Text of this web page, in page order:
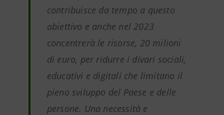
contribuisce da tempo a questo
obiettivo e anche nel 2023
concentrerà le risorse, 20 milioni
di euro, per ridurre i divari sociali,
educativi e digitali che limitano il
pieno sviluppo del Paese e delle
persone. Una necessità e